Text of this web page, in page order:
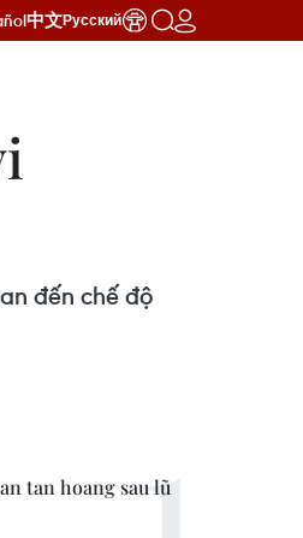
中文Русский
đến chế độ
tan hoang sau lũ